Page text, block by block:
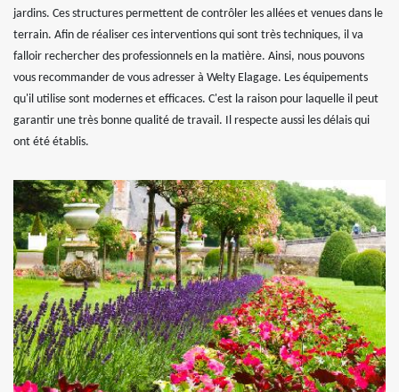
jardins. Ces structures permettent de contrôler les allées et venues dans le
terrain. Afin de réaliser ces interventions qui sont très techniques, il va
falloir rechercher des professionnels en la matière. Ainsi, nous pouvons
vous recommander de vous adresser à Welty Elagage. Les équipements
qu'il utilise sont modernes et efficaces. C'est la raison pour laquelle il peut
garantir une très bonne qualité de travail. Il respecte aussi les délais qui
ont été établis.